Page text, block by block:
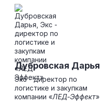
Дубровская Дарья
Экс - директор по
логистике и закупкам
компании «ЛЕД-Эффект»